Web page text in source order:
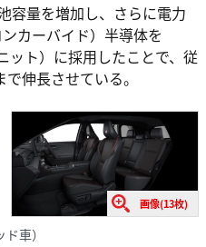
容量を増加し、さらに電力
カーバイド）半導体を
ット）に採用したことで、従
伸長させている。
画像(13枚)
車）